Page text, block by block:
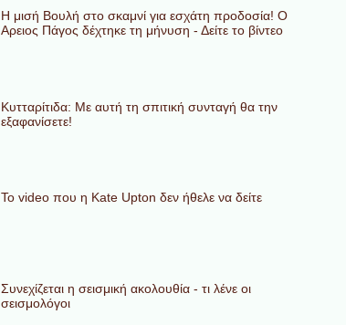
Η μισή Βουλή στο σκαμνί για εσχάτη προδοσία! Ο
Αρειος Πάγος δέχτηκε τη μήνυση - Δείτε το βίντεο
Κυτταρίτιδα: Με αυτή τη σπιτική συνταγή θα την
εξαφανίσετε!
To video που η Kate Upton δεν ήθελε να δείτε
Συνεχίζεται η σεισμική ακολουθία - τι λένε οι
σεισμολόγοι